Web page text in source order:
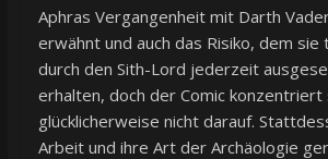
Aphras Vergangenheit mit Darth
erwähnt und auch das Risiko, dem sie
durch den Sith-Lord jederzeit
erhalten, doch der Comic konzentriert
glücklicherweise nicht darauf.
Arbeit und ihre Art der Archäologie